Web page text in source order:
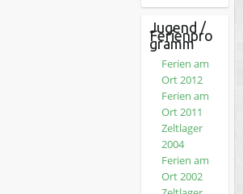
Jugend /
Ferienpro
gramm
Ferien am
Ort 2012
Ferien am
Ort 2011
Zeltlager
2004
Ferien am
Ort 2002